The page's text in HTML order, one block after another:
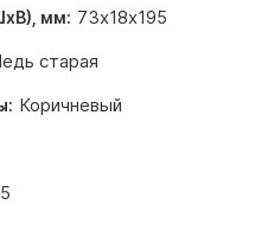
мм: 73х18х195
старая
Коричневый